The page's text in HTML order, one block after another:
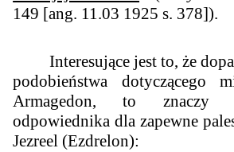
149 [ang. 11.03 1925 s. 378]).
Interesujące jest to, że
podobieństwa dotyczącego
Armagedon, to znaczy
odpowiednika dla zapewne
Jezreel (Ezdrelon):